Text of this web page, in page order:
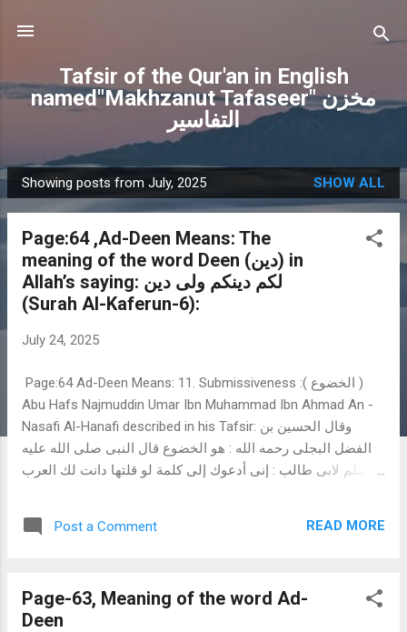
Tafsir of the Qur'an in English
named"Makhzanut Tafaseer" مخزن
التفاسير
P
o
Showing posts from July, 2025 SHOW ALL
Page:64 ,Ad-Deen Means: The
meaning of the word Deen (دين) in
Allah’s saying: لكم دينكم ولى دين
(Surah Al-Kaferun-6):
July 24, 2025
Page:64 Ad-Deen Means: 11. Submissiveness :( الخضوع )
Abu Hafs Najmuddin Umar Ibn Muhammad Ibn Ahmad An -
Nasafi Al-Hanafi described in his Tafsir: وقال الحسين بن
الفضل البجلى رحمه الله : هو الخضوع قال النبى صلى الله عليه
وسلم لابى طالب : إنى أدعوك إلى كلمة لو قلتها دانت لك العرب
I invite you to a word. If you say it, the Arabs will submit to
عند الله الإسلام : إن الطاعة لله التى هى الطاعة له عنده
‘إقرارالألسن والقلوب له بالعبودة والذلة وإنقيادها له بالطاعة
Post a Comment READ MORE
Page-63, Meaning of the word Ad-
Deen